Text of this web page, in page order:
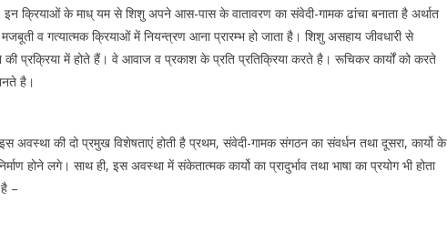
क्रियाओं के माध् यम से शिशु अपने आस-पास के वातावरण का संवेदी-गामक ढांचा बनाता है अर्थात
व गत्यात्मक क्रियाओं में नियन्त्रण आना प्रारम्भ हो जाता है। शिशु असहाय जीवधारी से
की प्रक्रिया में होते हैं। वे आवाज व प्रकाश के प्रति प्रतिक्रिया करते है। रूचिकर कार्यों को करते
है।
अवस्था की दो प्रमुख विशेषताएं होती है प्रथम, संवेदी-गामक संगठन का संवर्धन तथा दूसरा, कार्यो के
होने लगे। साथ ही, इस अवस्था में संकेतात्मक कार्यो का प्रादुर्भाव तथा भाषा का प्रयोग भी होता
–